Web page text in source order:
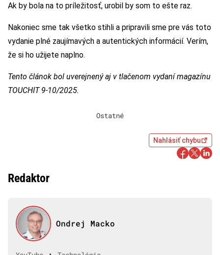
Ak by bola na to príležitosť, urobil by som to ešte raz.
Nakoniec sme tak všetko stihli a pripravili sme pre vás toto
vydanie plné zaujímavých a autentických informácií. Verím,
že si ho užijete naplno.
Tento článok bol uverejnený aj v tlačenom vydaní magazínu
TOUCHIT 9-10/2025.
Ostatné
Nahlásiť chybu
Redaktor
Ondrej Macko